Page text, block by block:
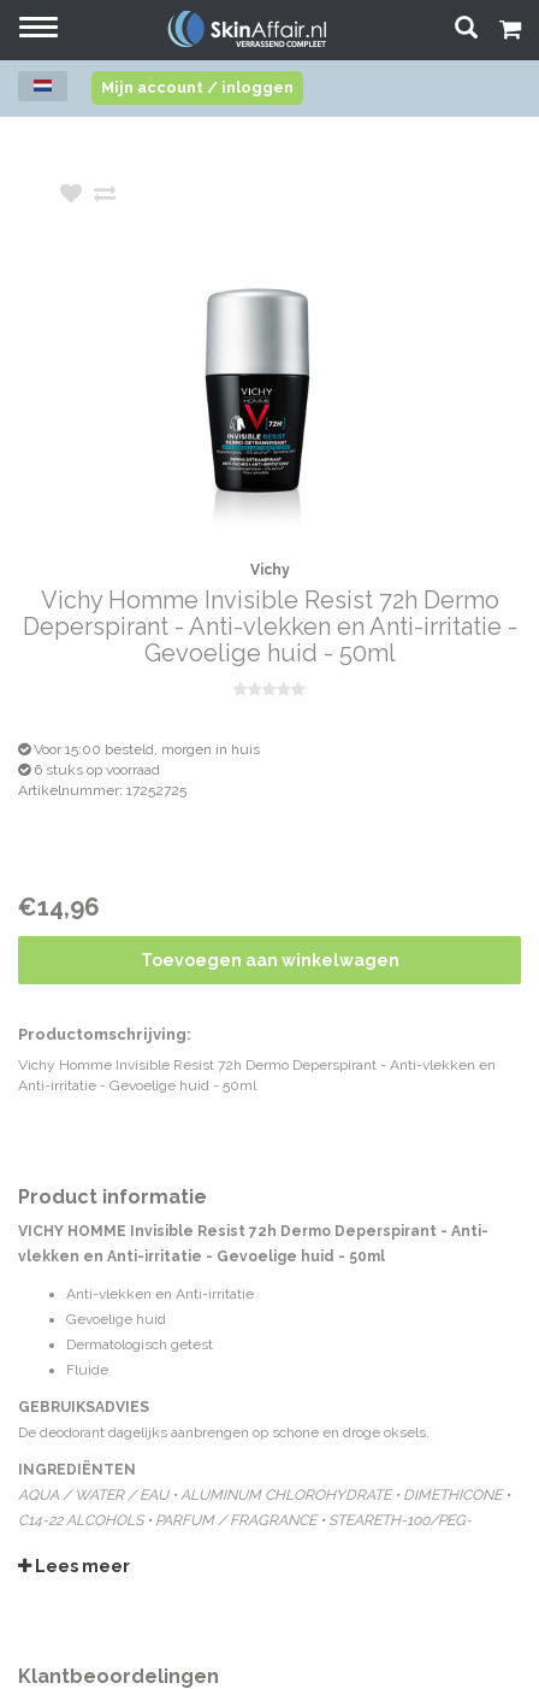
Toggle
Mijn account / inloggen
Vichy
Vichy Homme Invisible Resist 72h Dermo
Deperspirant - Anti-vlekken en Anti-irritatie -
Gevoelige huid - 50ml
Voor 15:00 besteld, morgen in huis
6 stuks op voorraad
Artikelnummer: 17252725
€14,96
Toevoegen aan winkelwagen
Productomschrijving:
Vichy Homme Invisible Resist 72h Dermo Deperspirant - Anti-vlekken en
Anti-irritatie - Gevoelige huid - 50ml
Product informatie
VICHY HOMME Invisible Resist 72h Dermo Deperspirant - Anti-
vlekken en Anti-irritatie - Gevoelige huid - 50ml
Anti-vlekken en Anti-irritatie
Gevoelige huid
Dermatologisch getest
Fluide
GEBRUIKSADVIES
De deodorant dagelijks aanbrengen op schone en droge oksels.
INGREDIËNTEN
AQUA / WATER / EAU • ALUMINUM CHLOROHYDRATE • DIMETHICONE •
C14-22 ALCOHOLS • PARFUM / FRAGRANCE • STEARETH-100/PEG-
• C12-20 ALKYL GLUCOSIDE • PENTYLENE GLYCO
Lees meer
Klantbeoordelingen